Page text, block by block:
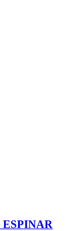
ESPINAR